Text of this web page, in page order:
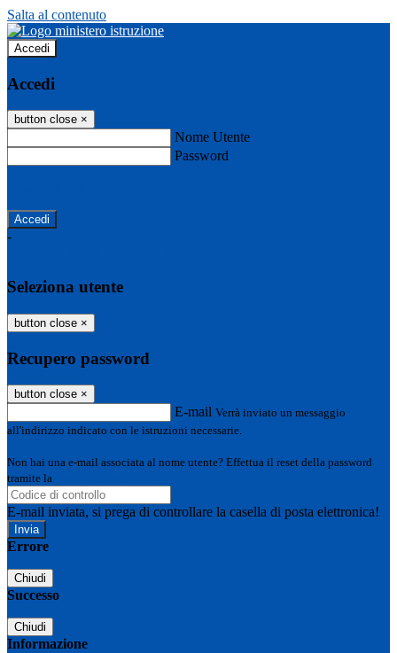
Salta al contenuto
Accedi
Accedi
button close ×
Nome Utente
Password
-
Seleziona utente
button close ×
Recupero password
button close ×
E-mail Verrà inviato un messaggio
all'indirizzo indicato con le istruzioni necessarie.
Non hai una e-mail associata al nome utente? Effettua il reset della password
tramite la
E-mail inviata, si prega di controllare la casella di posta elettronica!
Errore
Chiudi
Successo
Chiudi
Informazione